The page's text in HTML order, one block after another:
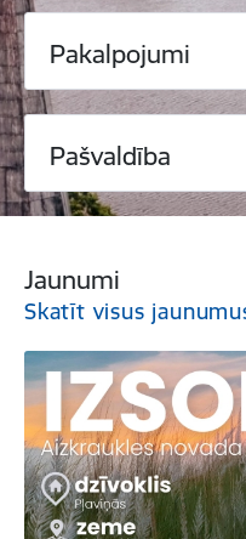
Pakalpojumi
Pašvaldība
Jaunumi
Skatīt visus